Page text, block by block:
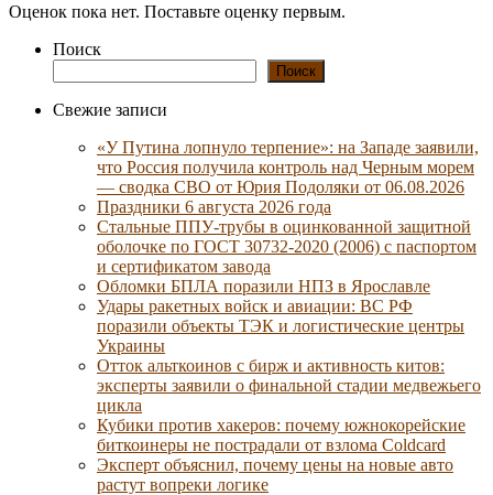
Оценок пока нет. Поставьте оценку первым.
Поиск
Поиск
Свежие записи
«У Путина лопнуло терпение»: на Западе заявили,
что Россия получила контроль над Черным морем
— сводка СВО от Юрия Подоляки от 06.08.2026
Праздники 6 августа 2026 года
Стальные ППУ-трубы в оцинкованной защитной
оболочке по ГОСТ 30732-2020 (2006) с паспортом
и сертификатом завода
Обломки БПЛА поразили НПЗ в Ярославле
Удары ракетных войск и авиации: ВС РФ
поразили объекты ТЭК и логистические центры
Украины
Отток альткоинов с бирж и активность китов:
эксперты заявили о финальной стадии медвежьего
цикла
Кубики против хакеров: почему южнокорейские
биткоинеры не пострадали от взлома Coldcard
Эксперт объяснил, почему цены на новые авто
растут вопреки логике